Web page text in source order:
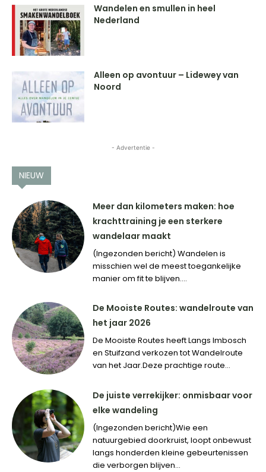
Wandelen en smullen in heel
Nederland
Alleen op avontuur – Lidewey van
Noord
- Advertentie -
NIEUW
Meer dan kilometers maken: hoe
krachttraining je een sterkere
wandelaar maakt
(Ingezonden bericht) Wandelen is
misschien wel de meest toegankelijke
manier om fit te blijven....
De Mooiste Routes: wandelroute van
het jaar 2026
De Mooiste Routes heeft Langs Imbosch
en Stuifzand verkozen tot Wandelroute
van het Jaar.Deze prachtige route...
De juiste verrekijker: onmisbaar voor
elke wandeling
(Ingezonden bericht)Wie een
natuurgebied doorkruist, loopt onbewust
langs honderden kleine gebeurtenissen
die verborgen blijven...